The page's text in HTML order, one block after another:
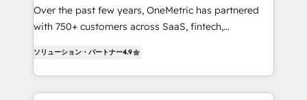
confidence and that leadership can rely on for
scalable revenue insights.
Over the past few years, OneMetric has partnered
with 750+ customers across SaaS, fintech,
150+ HubSpot-certified experts, we deliver scalable
solutions to complex GTM and RevOps challenges.
Our Expertise 🔹 Onboarding & Implementation:
ソリューション・パートナー4.9